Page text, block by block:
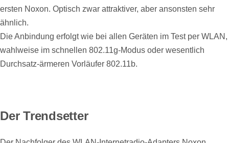
ersten Noxon. Optisch zwar attraktiver, aber ansonsten sehr
ähnlich.
Die Anbindung erfolgt wie bei allen Geräten im Test per WLAN,
wahlweise im schnellen 802.11g-Modus oder wesentlich
Durchsatz-ärmeren Vorläufer 802.11b.
Der Trendsetter